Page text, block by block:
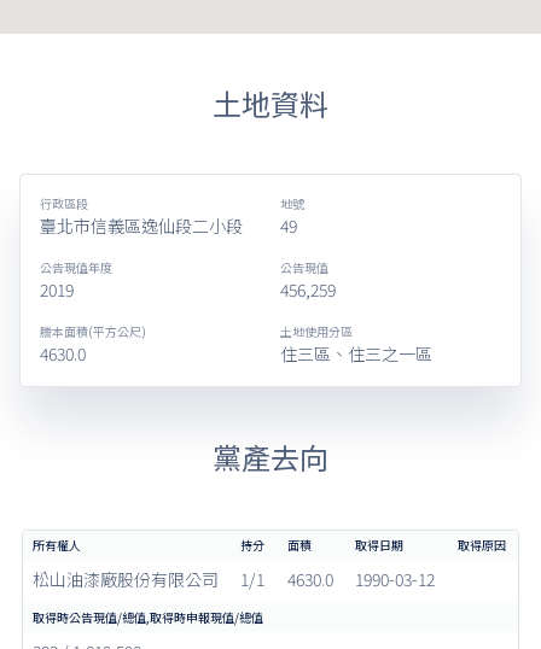
土地資料
行政區段
臺北市信義區逸仙段二小段
地號
49
公告現值年度
2019
公告現值
456,259
謄本面積(平方公尺)
4630.0
土地使用分區
住三區、住三之一區
黨產去向
松山油漆廠股份有限公司 1/1 4630.0 1990-03-12